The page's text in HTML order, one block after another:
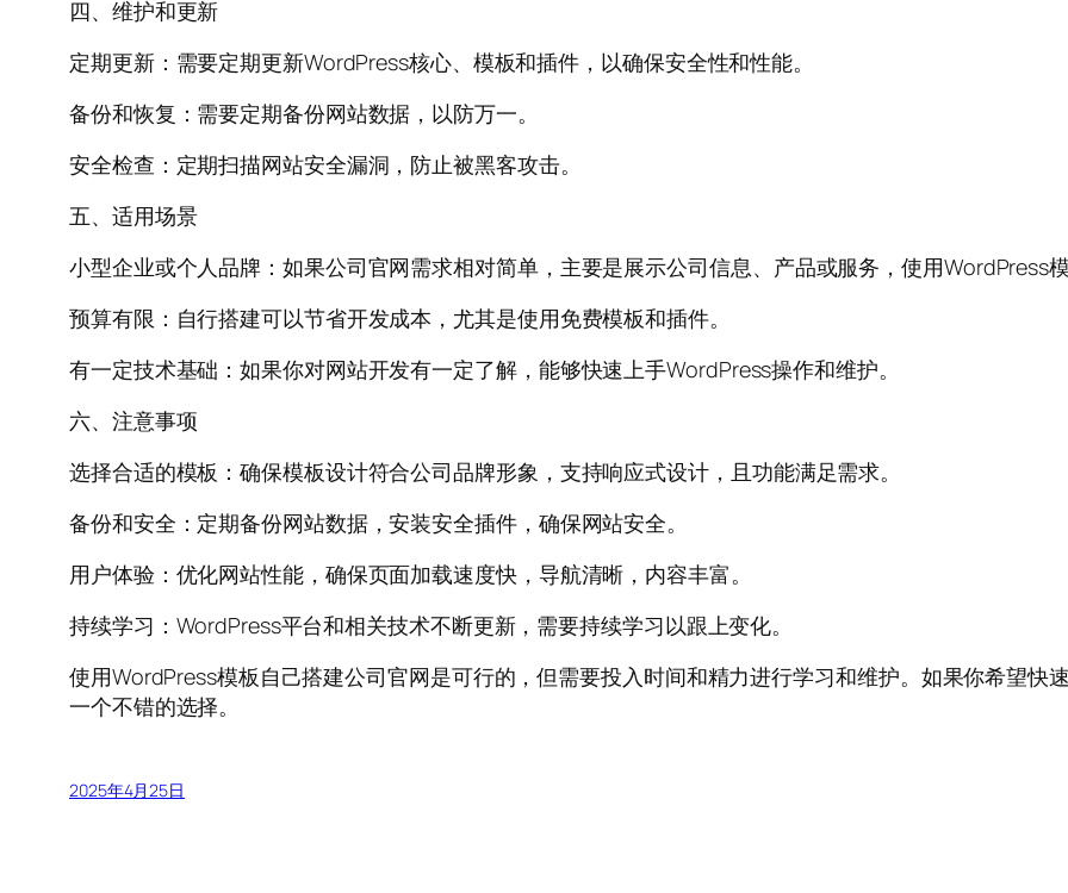
四、维护和更新
定期更新：需要定期更新WordPress核心、模板和插件，以确保安全性和性能。
备份和恢复：需要定期备份网站数据，以防万一。
安全检查：定期扫描网站安全漏洞，防止被黑客攻击。
五、适用场景
小型企业或个人品牌：如果公司官网需求相对简单，主要是展示公司信息、产品或服务，使用WordPress
预算有限：自行搭建可以节省开发成本，尤其是使用免费模板和插件。
有一定技术基础：如果你对网站开发有一定了解，能够快速上手WordPress操作和维护。
六、注意事项
选择合适的模板：确保模板设计符合公司品牌形象，支持响应式设计，且功能满足需求。
备份和安全：定期备份网站数据，安装安全插件，确保网站安全。
用户体验：优化网站性能，确保页面加载速度快，导航清晰，内容丰富。
持续学习：WordPress平台和相关技术不断更新，需要持续学习以跟上变化。
使用WordPress模板自己搭建公司官网是可行的，但需要投入时间和精力进行学习和维护。如果你希望快
一个不错的选择。
2025年4月25日